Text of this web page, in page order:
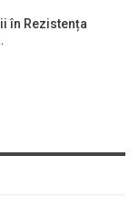
în Rezistența